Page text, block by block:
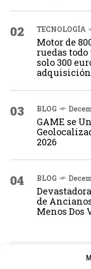
02 TECNOLOGÍA
Motor de
ruedas
solo 300
03 BLOG
GAME se
2026
04 BLOG
de
Menos Dos